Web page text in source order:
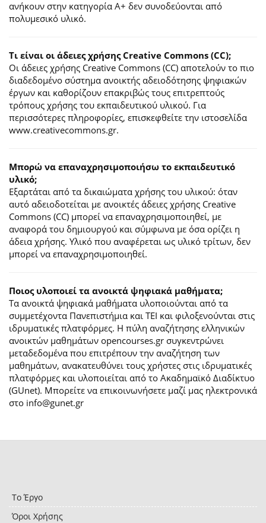
ανήκουν στην κατηγορία Α+ δεν συνοδεύονται από
πολυμεσικό υλικό.
Τι είναι οι άδειες χρήσης Creative Commons (CC);
Οι άδειες χρήσης Creative Commons (CC) αποτελούν το πιο
διαδεδομένο σύστημα ανοικτής αδειοδότησης ψηφιακών
έργων και καθορίζουν επακριβώς τους επιτρεπτούς
τρόπους χρήσης του εκπαιδευτικού υλικού. Για
περισσότερες πληροφορίες, επισκεφθείτε την ιστοσελίδα
www.creativecommons.gr.
Mπορώ να επαναχρησιμοποιήσω το εκπαιδευτικό
υλικό;
Εξαρτάται από τα δικαιώματα χρήσης του υλικού: όταν
αυτό αδειοδοτείται με ανοικτές άδειες χρήσης Creative
Commons (CC) μπορεί να επαναχρησιμοποιηθεί, με
αναφορά του δημιουργού και σύμφωνα με όσα ορίζει η
άδεια χρήσης. Υλικό που αναφέρεται ως υλικό τρίτων, δεν
μπορεί να επαναχρησιμοποιηθεί.
Ποιος υλοποιεί τα ανοικτά ψηφιακά μαθήματα;
Τα ανοικτά ψηφιακά μαθήματα υλοποιούνται από τα
συμμετέχοντα Πανεπιστήμια και ΤΕΙ και φιλοξενούνται στις
ιδρυματικές πλατφόρμες. H πύλη αναζήτησης ελληνικών
ανοικτών μαθημάτων opencourses.gr συγκεντρώνει
μεταδεδομένα που επιτρέπουν την αναζήτηση των
μαθημάτων, ανακατευθύνει τους χρήστες στις ιδρυματικές
πλατφόρμες και υλοποιείται από το Ακαδημαϊκό Διαδίκτυο
(GUnet). Μπορείτε να επικοινωνήσετε μαζί μας ηλεκτρονικά
στο info@gunet.gr
Το Έργο
Όροι Χρήσης